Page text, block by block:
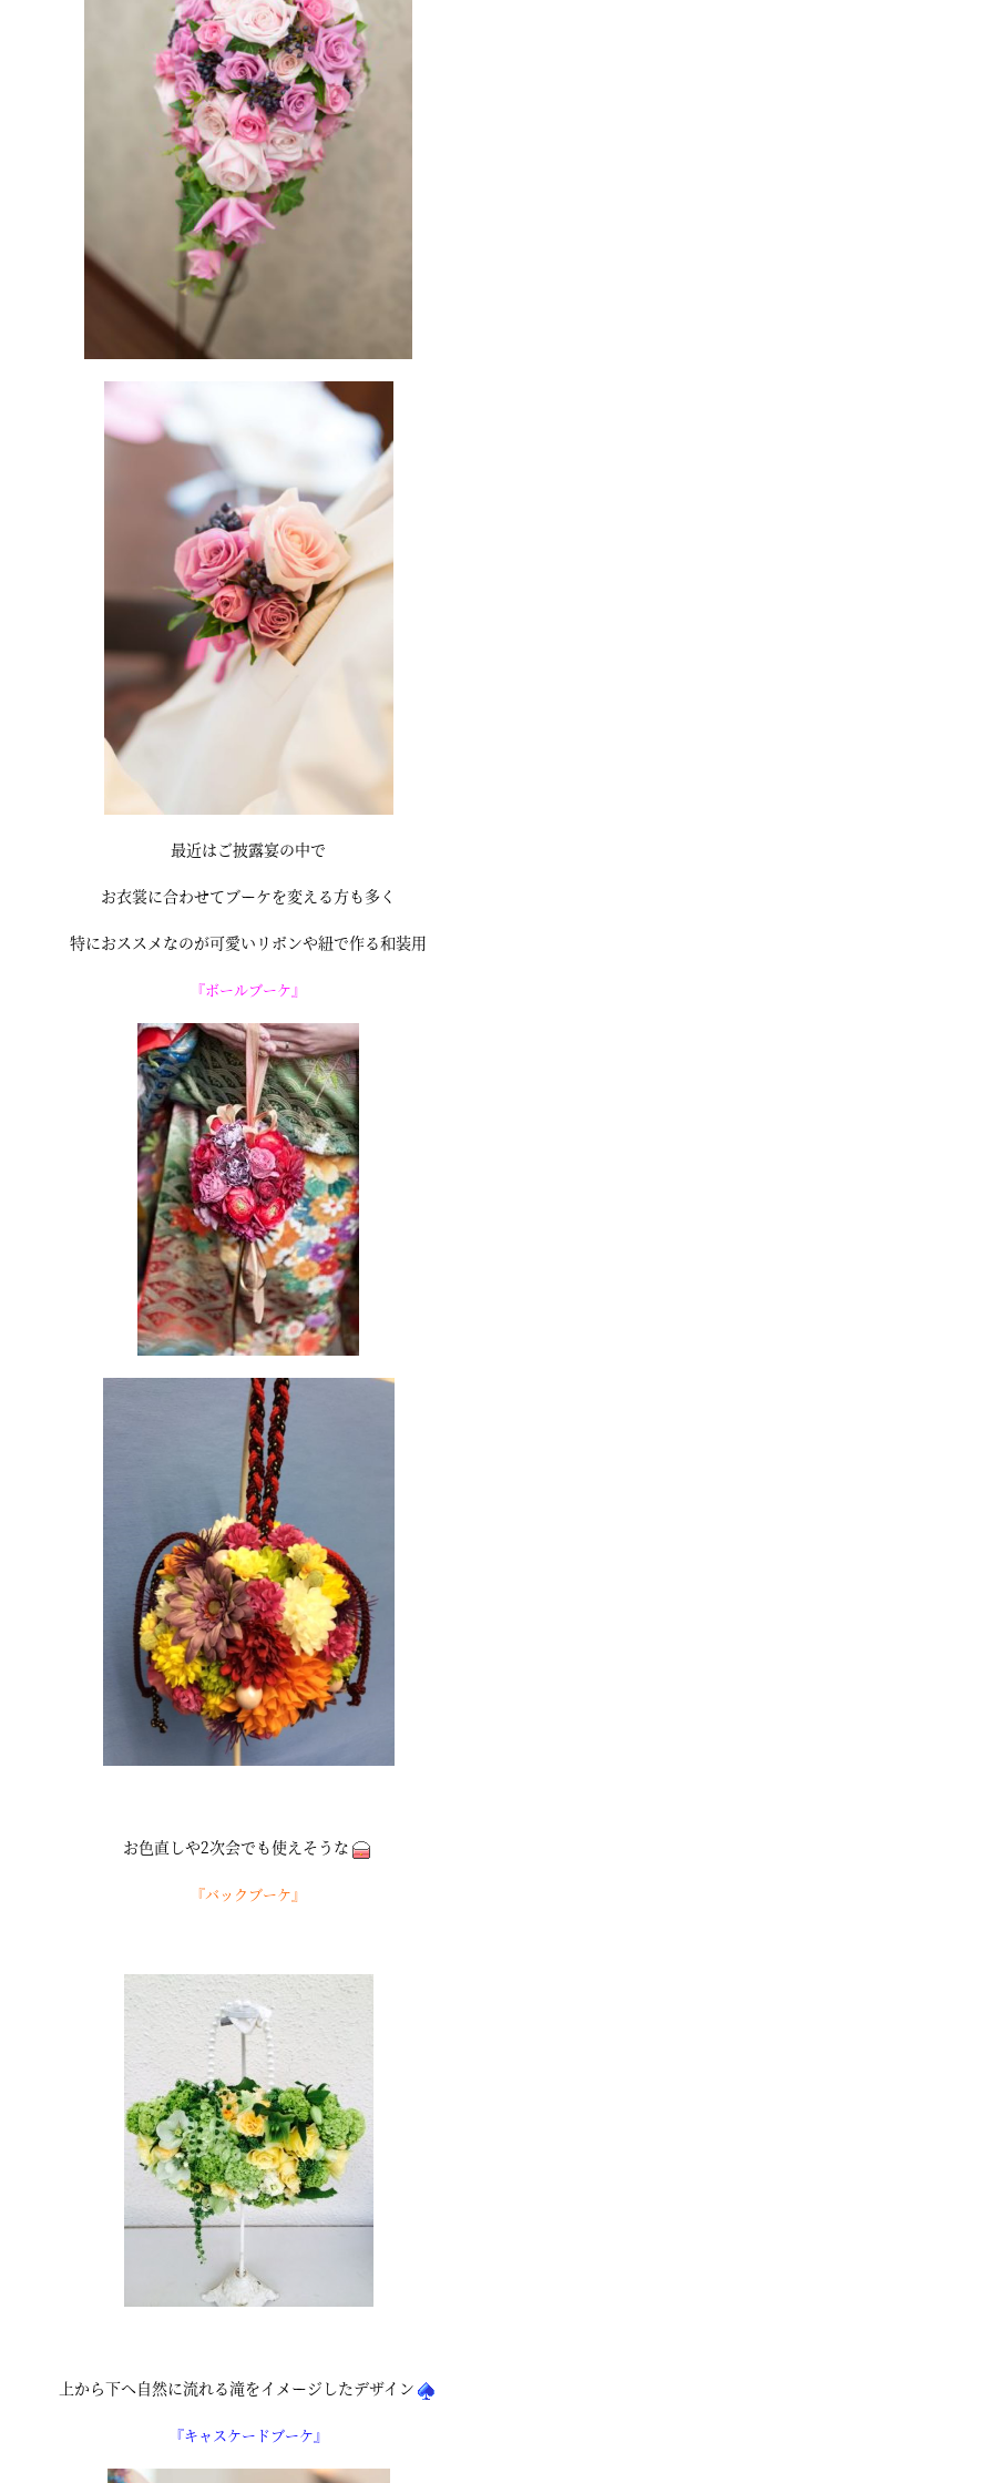
最近はご披露宴の中で
お衣裳に合わせてブーケを変える方も多く
特におススメなのが可愛いリボンや紐で作る和装用
『ボールブーケ』
お色直しや2次会でも使えそうな
『バックブーケ』
上から下へ自然に流れる滝をイメージしたデザイン
『キャスケードブーケ』